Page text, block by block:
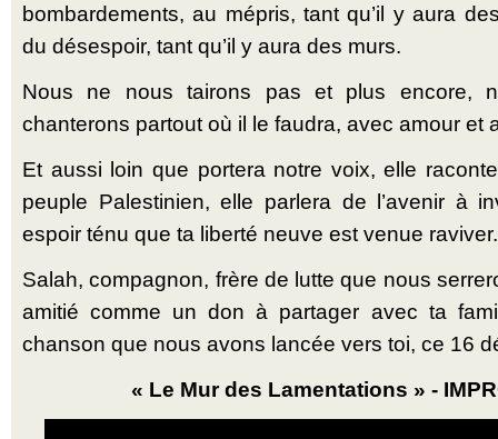
bombardements, au mépris, tant qu’il y aura
du désespoir, tant qu’il y aura des murs.
Nous ne nous tairons pas et plus encore,
chanterons partout où il le faudra, avec amour et
Et aussi loin que portera notre voix, elle
peuple Palestinien, elle parlera de l’avenir à
espoir ténu que ta liberté neuve est venue raviver.
Salah, compagnon, frère de lutte que nous
amitié comme un don à partager avec ta
chanson que nous avons lancée vers toi, ce 16
« Le Mur des Lamentations » -